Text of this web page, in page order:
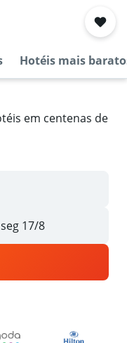
Hotéis mais
em centenas de
seg 17/8